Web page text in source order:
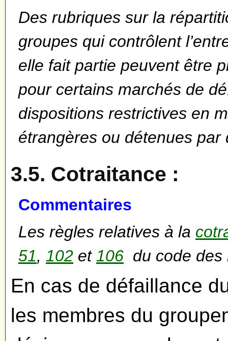
Des rubriques sur la
groupes qui contrôlent
elle fait partie peuvent être
pour certains marchés de
dispositions restrictives en
étrangères ou détenues
3.5. Cotraitance :
Commentaires
Les règles relatives à la
51, 102 et 106 du code des
En cas de défaillance
les membres du